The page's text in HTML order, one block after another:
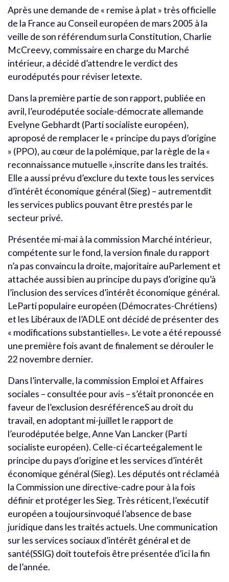
Après une demande de « remise à plat » très officielle
de la France au Conseil européen de mars 2005 à la
veille de son référendum surla Constitution, Charlie
McCreevy, commissaire en charge du Marché
intérieur, a décidé d’attendre le verdict des
eurodéputés pour réviser letexte.
Dans la première partie de son rapport, publiée en
avril, l’eurodéputée sociale-démocrate allemande
Evelyne Gebhardt (Parti socialiste européen),
aproposé de remplacer le « principe du pays d’origine
» (PPO), au cœur de la polémique, par la règle de la «
reconnaissance mutuelle »,inscrite dans les traités.
Elle a aussi prévu d’exclure du texte tous les services
d’intérêt économique général (Sieg) – autrementdit
les services publics pouvant être prestés par le
secteur privé.
Présentée mi-mai à la commission Marché intérieur,
compétente sur le fond, la version finale du rapport
n’a pas convaincu la droite, majoritaire auParlement et
attachée aussi bien au principe du pays d’origine qu’à
l’inclusion des services d’intérêt économique général.
LeParti populaire européen (Démocrates-Chrétiens)
et les Libéraux de l’ADLE ont décidé de présenter des
« modifications substantielles». Le vote a été repoussé
une première fois avant de finalement se dérouler le
22 novembre dernier.
Dans l’intervalle, la commission Emploi et Affaires
sociales – consultée pour avis – s’était prononcée en
faveur de l’exclusion desréférenceS au droit du
travail, en adoptant mi-juillet le rapport de
l’eurodéputée belge, Anne Van Lancker (Parti
socialiste européen). Celle-ci écarteégalement le
principe du pays d’origine et les services d’intérêt
économique général (Sieg). Les députés ont réclaméà
la Commission une directive-cadre pour à la fois
définir et protéger les Sieg. Très réticent, l’exécutif
européen a toujoursinvoqué l’absence de base
juridique dans les traités actuels. Une communication
sur les services sociaux d’intérêt général et de
santé(SSIG) doit toutefois être présentée d’ici la fin
de l’année.